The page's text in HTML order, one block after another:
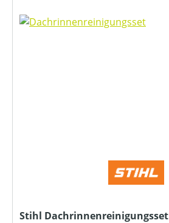
Stihl Dachrinnenreinigungsset